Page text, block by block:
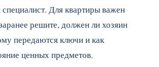
специалист. Для квартиры важен
решите, должен ли хозяин
передаются ключи и как
ценных предметов.